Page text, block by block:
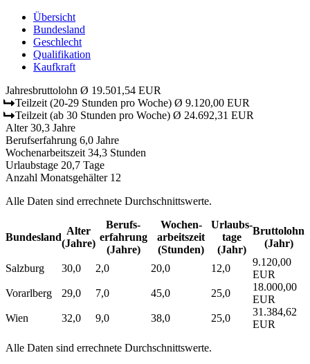
Übersicht
Bundesland
Geschlecht
Qualifikation
Kaufkraft
Jahresbruttolohn Ø 19.501,54 EUR
Teilzeit (20-29 Stunden pro Woche) Ø 9.120,00 EUR
Teilzeit (ab 30 Stunden pro Woche) Ø 24.692,31 EUR
Alter 30,3 Jahre
Berufserfahrung 6,0 Jahre
Wochenarbeitszeit 34,3 Stunden
Urlaubstage 20,7 Tage
Anzahl Monatsgehälter 12
Alle Daten sind errechnete Durchschnittswerte.
Bundesland
Alter
(Jahre)
Berufs­
erfahrung
(Jahre)
Wochen­
arbeitszeit
(Stunden)
Urlaubs­
tage
(Jahr)
Bruttolohn
(Jahr)
Salzburg 30,0 2,0 20,0 12,0
9.120,00
EUR
Vorarlberg
29,0 7,0 45,0 25,0
18.000,00
EUR
Wien
32,0 9,0 38,0 25,0
31.384,62
EUR
Alle Daten sind errechnete Durchschnittswerte.